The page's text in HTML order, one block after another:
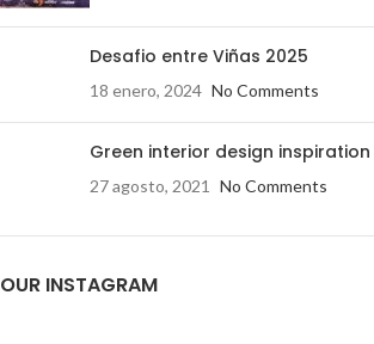
Desafio entre Viñas 2025
18 enero, 2024 No Comments
Green interior design inspiration
27 agosto, 2021 No Comments
OUR INSTAGRAM